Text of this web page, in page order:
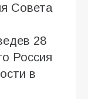
Совета
28
Россия
в